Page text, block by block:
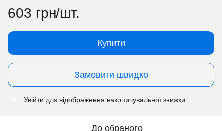
603 грн/шт.
Купити
Замовити швидко
Увійти для відображення накопичувальної знижки
До обраного